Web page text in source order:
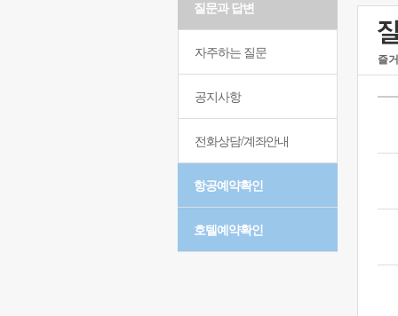
질문과 답변
자주하는 질문
공지사항
전화상담/계좌안내
항공예약확인
호텔예약확인
즐